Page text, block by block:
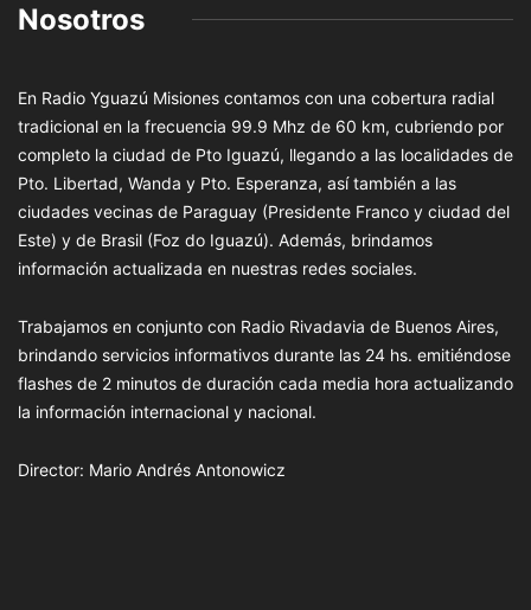
Nosotros
En Radio Yguazú Misiones contamos con una cobertura radial
tradicional en la frecuencia 99.9 Mhz de 60 km, cubriendo por
completo la ciudad de Pto Iguazú, llegando a las localidades de
Pto. Libertad, Wanda y Pto. Esperanza, así también a las
ciudades vecinas de Paraguay (Presidente Franco y ciudad del
Este) y de Brasil (Foz do Iguazú). Además, brindamos
información actualizada en nuestras redes sociales.
Trabajamos en conjunto con Radio Rivadavia de Buenos Aires,
brindando servicios informativos durante las 24 hs. emitiéndose
flashes de 2 minutos de duración cada media hora actualizando
la información internacional y nacional.
Director: Mario Andrés Antonowicz